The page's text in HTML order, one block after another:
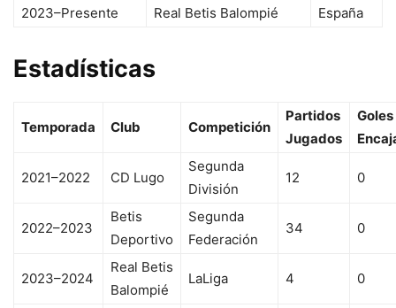
2023–Presente Real Betis Balompié España
Estadísticas
Temporada Club Competición
Partidos
Jugados
Goles
2021–2022 CD Lugo
Segunda
División
12 0
2022–2023
Betis
Deportivo
Segunda
Federación
34 0
2023–2024
Real Betis
Balompié
LaLiga 4 0